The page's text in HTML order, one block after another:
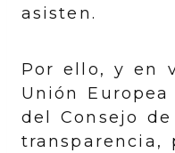
asisten.
Por ello, y en
Unión
del Consejo
transparencia,